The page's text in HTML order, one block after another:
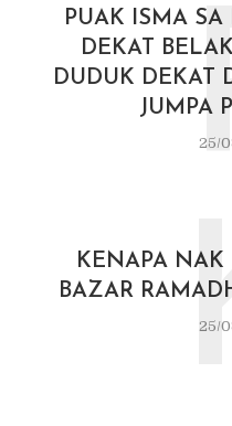
PUAK ISMA
DEKAT
DUDUK DEKAT
JUMPA
25/
KENAPA
BAZAR
25/